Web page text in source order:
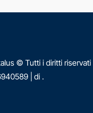
© Tutti i diritti riservati
di .